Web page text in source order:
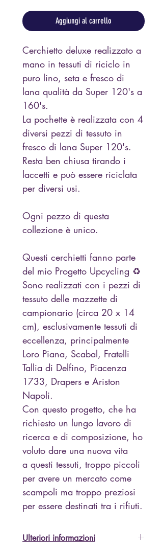
Aggiungi al carrello
Cerchietto deluxe realizzato a
mano in tessuti di riciclo in
puro lino, seta e fresco di
lana qualità da Super 120's a
160's.
La pochette è realizzata con 4
diversi pezzi di tessuto in
fresco di lana Super 120's.
Resta ben chiusa tirando i
laccetti e può essere riciclata
per diversi usi.
Ogni pezzo di questa
collezione è unico.
Questi cerchietti fanno parte
del mio Progetto Upcycling ♻️
Sono realizzati con i pezzi di
tessuto delle mazzette di
campionario (circa 20 x 14
cm), esclusivamente tessuti di
eccellenza, principalmente
Loro Piana, Scabal, Fratelli
Tallia di Delfino, Piacenza
1733, Drapers e Ariston
Napoli.
Con questo progetto, che ha
richiesto un lungo lavoro di
ricerca e di composizione, ho
voluto dare una nuova vita
a questi tessuti, troppo piccoli
per avere un mercato come
scampoli ma troppo preziosi
per essere destinati tra i rifiuti.
Ulteriori informazioni